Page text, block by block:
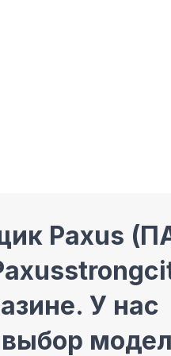
Paxus
У нас